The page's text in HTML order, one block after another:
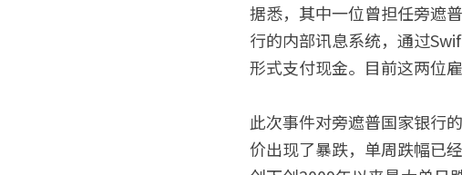
据悉，其中一位曾担任旁遮
行的内部讯息系统，通过
形式支付现金。目前这两位
此次事件对旁遮普国家银行
价出现了暴跌，单周跌幅已